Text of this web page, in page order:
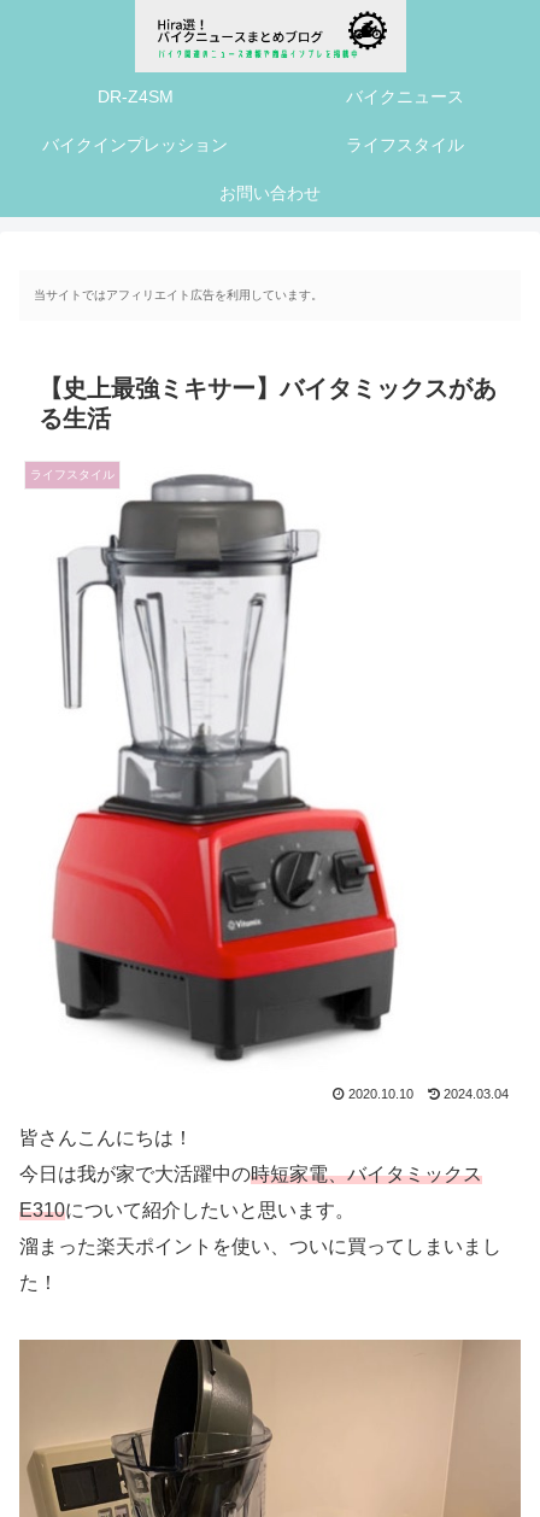
DR-Z4SM バイクニュース
バイクインプレッション ライフスタイル
お問い合わせ
当サイトではアフィリエイト広告を利用しています。
【史上最強ミキサー】バイタミックスがあ
る生活
ライフスタイル
2020.10.10 2024.03.04
皆さんこんにちは！
今日は我が家で大活躍中の時短家電、バイタミックス
E310について紹介したいと思います。
溜まった楽天ポイントを使い、ついに買ってしまいまし
た！